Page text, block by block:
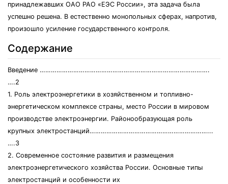
принадлежавших ОАО РАО «ЕЭС России», эта задача была
успешно решена. В естественно монопольных сферах, напротив,
произошло усиление государственного контроля.
Содержание
Введение ……………………………………………………………………………….
….2
1. Роль электроэнергетики в хозяйственном и топливно-
энергетическом комплексе страны, место России в мировом
производстве электроэнергии. Районообразующая роль
крупных электростанций………………………………………………………...
….3
2. Современное состояние развития и размещения
электроэнергетического хозяйства России. Основные типы
электростанций и особенности их